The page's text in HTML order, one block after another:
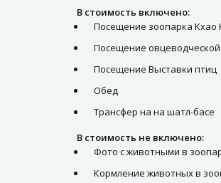
В стоимость включено:
Посещение зоопарка Кхао
Посещение
Посещение Выставки птиц
Обед
Трансфер на на шатл-басе
В стоимость не включено:
Фото с животными в
Кормление животных в